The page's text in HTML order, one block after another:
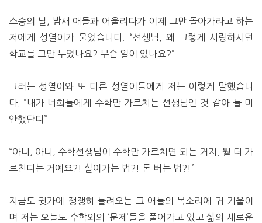
스승의 날, 밤새 애들과 어울리다가 이제 그만 돌아가라고 하는
저에게 성열이가 물었습니다. “선생님, 왜 그렇게 사랑하시던
학교를 그만 두었나요? 무슨 일이 있나요?”
그러는 성열이와 또 다른 성열이들에게 저는 이렇게 말했습니
다. “내가 너희들에게 수학만 가르치는 선생님인 것 같아 늘 미
안했단다”
“아니, 아니, 수학선생님이 수학만 가르치면 되는 거지. 뭘 더 가
르친다는 거예요?! 살아가는 법?! 돈 버는 법?!”
지금도 귓가에 쟁쟁히 들려오는 그 애들의 목소리에 귀 기울이
며 저는 오늘도 수학외의 ‘문제’들을 풀어가고 있고 삶의 새로운